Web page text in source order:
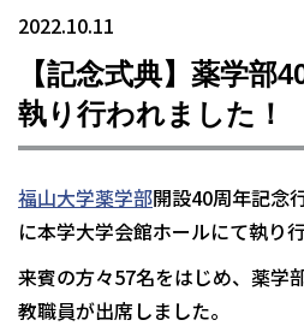
2022.10.11
【記念式典】薬学部
執り行われました！
福山大学薬学部開設40周年記念
に本学大学会館ホールにて執り
来賓の方々57名をはじめ、薬学
教職員が出席しました。